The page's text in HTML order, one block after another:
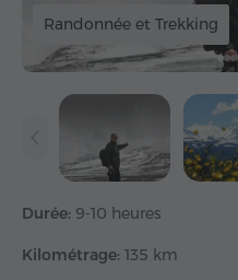
Randonnée et Trekking
Durée: 9-10 heures
Kilométrage: 135 km